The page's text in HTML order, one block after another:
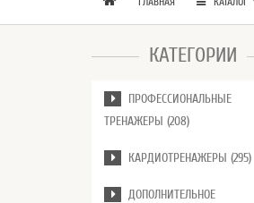
КАТЕГОРИИ
ПРОФЕССИОНАЛЬНЫЕ
ТРЕНАЖЕРЫ (208)
КАРДИОТРЕНАЖЕРЫ (295)
ДОПОЛНИТЕЛЬНОЕ